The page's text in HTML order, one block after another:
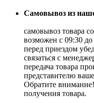
Самовывоз из
самовывоз товара
возможен с 09:30
перед приездом
связаться с
передача товара
представителю
Обратите
получения товара.